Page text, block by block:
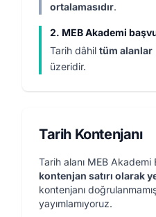
ortalamasıdır.
2. MEB Akademi
Tarih dâhil tüm alanlar
üzeridir.
Tarih Kontenjanı
Tarih alanı MEB Akademi
kontenjan satırı olarak
kontenjanı
yayımlamıyoruz.